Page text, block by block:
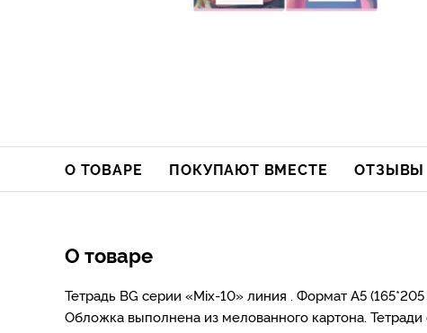
О ТОВАРЕ ПОКУПАЮТ ВМЕСТЕ ОТЗЫВЫ
О товаре
Тетрадь BG серии «Mix-10» линия . Формат А5
Обложка выполнена из мелованного картона.